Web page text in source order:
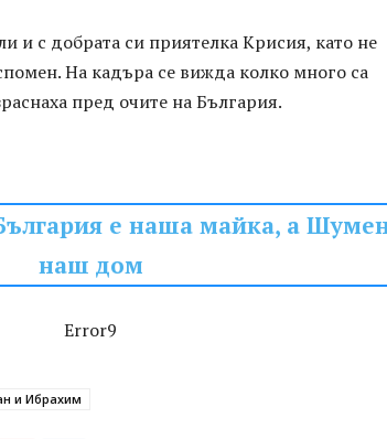
и с добрата си приятелка Крисия, като не
На кадъра се вижда колко много са
пред очите на България.
е наша майка, а
наш дом
Error9
и Ибрахим